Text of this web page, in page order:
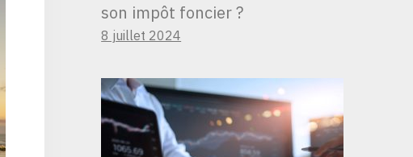
son impôt foncier ?
8 juillet 2024